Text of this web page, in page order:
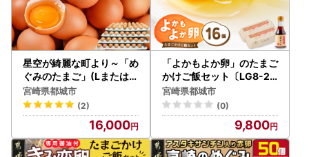
-+-+-+-+-+-+-+-+-+-+-+-+-+-+-+-+-+-+-+-+-+-+-+-+-+
-+-+-
【プライバシーポリシー（個人情報保護方針）について】
寄附者様からいただいた個人情報は、都城市が責任をもって
安全に蓄積・保管し、第三者に譲渡・提供することはござい
ません。寄附者様からいただいた個人情報は、商品の発送と
ご連絡、いただいたふるさと納税の使い道に関する報告、都
城市が主催・出展するふるさと納税関連イベント情報の提
供、都城市のふるさと納税に関する情報提供のため、使用さ
星空が綺麗な町より～「め
ぐみのたまご」(LまたはM
サイズ)10kg〔16-6801〕
_(都城市) 赤卵 めぐみのた
まご 10kg Lサイズ Mサイ
ズ たまごかけご飯
宮崎県都城市
(2)
16,000
「よかもよか卵」のたまご
かけご飯セット〔LG8-29
-012〕_(都城市) きみ恋卵
Ｍサイズ 醤油 たまごかけ
ご飯専用醤油「玉子ちゃん
」 甘口 卵かけご飯 朝ごは
ん 朝食
宮崎県都城市
(0)
9,800